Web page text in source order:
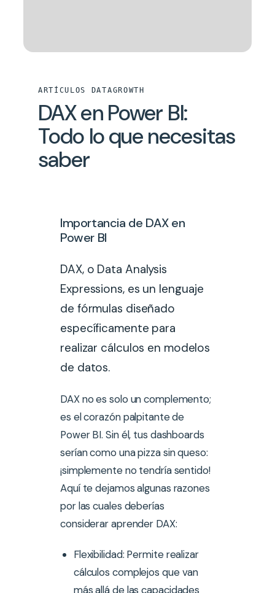
ARTÍCULOS DATAGROWTH
DAX en Power BI:
Todo lo que necesitas
saber
Importancia de DAX en
Power BI
DAX, o Data Analysis
Expressions, es un lenguaje
de fórmulas diseñado
específicamente para
realizar cálculos en modelos
de datos.
DAX no es solo un complemento;
es el corazón palpitante de
Power BI. Sin él, tus dashboards
serían como una pizza sin queso:
¡simplemente no tendría sentido!
Aquí te dejamos algunas razones
por las cuales deberías
considerar aprender DAX:
Flexibilidad: Permite realizar
cálculos complejos que van
más allá de las capacidades